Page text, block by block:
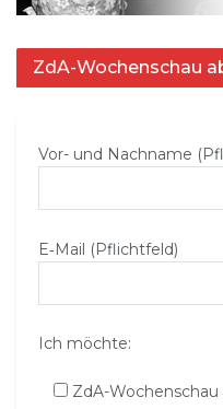
ZdA-Wochenschau
Vor- und Nachname
E‑Mail (Pflichtfeld)
Ich möchte:
ZdA-